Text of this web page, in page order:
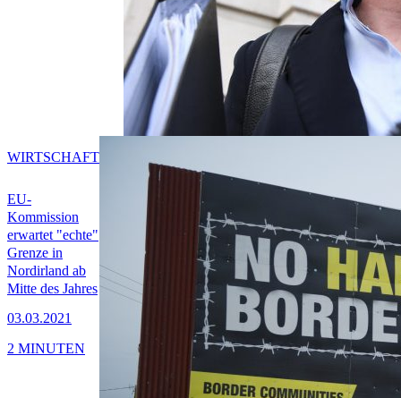
EU-
Kommission
erwartet "echte"
Grenze in
Nordirland ab
Mitte des Jahres
03.03.2021
WIRTSCHAFT
2 MINUTEN